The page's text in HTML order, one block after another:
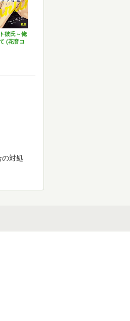
彼氏～俺
(花音コ
の対処